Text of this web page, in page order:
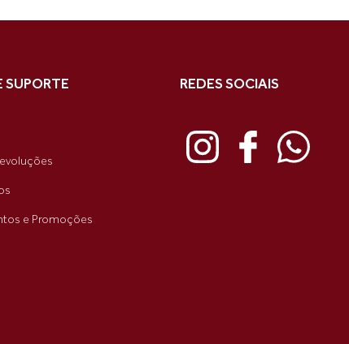
SUPORTE
e Promoções
REDES SOCIAIS